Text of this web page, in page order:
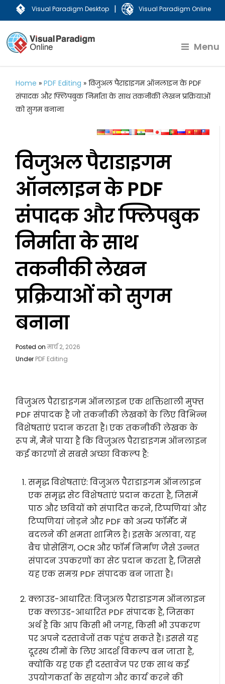
Visual Paradigm Desktop | Visual Paradigm Online
Menu
Home »PDF Editing »विजुअल पैराडाइगम ऑनलाइन के PDF
संपादक और फ्लिपबुक निर्माता के साथ तकनीकी लेखन प्रक्रियाओं
को सुगम बनाना
विजुअल पैराडाइगम
ऑनलाइन के PDF
संपादक और फ्लिपबुक
निर्माता के साथ
तकनीकी लेखन
प्रक्रियाओं को सुगम
बनाना
Posted onमार्च 2, 2026
Under PDF Editing
विजुअल पैराडाइगम ऑनलाइन एक शक्तिशाली मुफ्त
PDF संपादक है जो तकनीकी लेखकों के लिए विभिन्न
विशेषताएं प्रदान करता है। एक तकनीकी लेखक के
रूप में, मैंने पाया है कि विजुअल पैराडाइगम ऑनलाइन
कई कारणों से सबसे अच्छा विकल्प है:
समृद्ध विशेषताएं: विजुअल पैराडाइगम ऑनलाइन
एक समृद्ध सेट विशेषताएं प्रदान करता है, जिसमें
पाठ और छवियों को संपादित करने, टिप्पणियां और
टिप्पणियां जोड़ने और PDF को अन्य फॉर्मेट में
बदलने की क्षमता शामिल है। इसके अलावा, यह
बैच प्रोसेसिंग, OCR और फॉर्म निर्माण जैसे उन्नत
संपादन उपकरणों का सेट प्रदान करता है, जिससे
यह एक समग्र PDF संपादक बन जाता है।
क्लाउड-आधारित: विजुअल पैराडाइगम ऑनलाइन
एक क्लाउड-आधारित PDF संपादक है, जिसका
अर्थ है कि आप किसी भी जगह, किसी भी उपकरण
पर अपने दस्तावेजों तक पहुंच सकते हैं। इससे यह
दूरस्थ टीमों के लिए आदर्श विकल्प बन जाता है,
क्योंकि यह एक ही दस्तावेज पर एक साथ कई
उपयोगकर्ता के सहयोग और कार्य करने की